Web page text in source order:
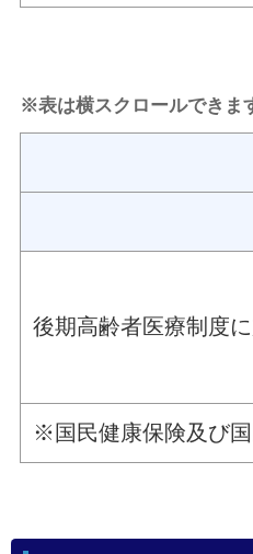
※表は横スクロールできま
後期高齢者医療制度
※国民健康保険及び